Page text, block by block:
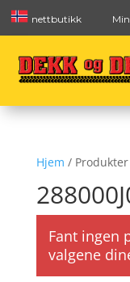
nettbutikk
Hjem / Produkter
Fant ingen
valgene